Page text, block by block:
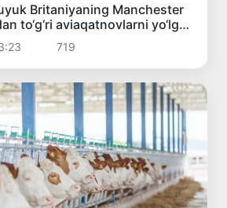
Britaniyaning Manchester
to‘g‘ri aviaqatnovlarni yo‘lga
ko‘rib chiqilmoqda
719